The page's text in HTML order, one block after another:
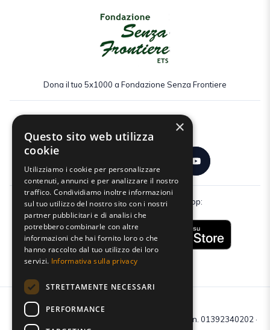
Dona il tuo 5x1000 a Fondazione Senza Frontiere
Scarica gratuitamente la nostra app:
C.F e P.IVA: 01392340202 · Reg.Imp. di Mantova: n. 01392340202 ·
×
Questo sito web utilizza
cookie
Utilizziamo i cookie per personalizzare
contenuti, annunci e per analizzare il nostro
traffico. Condividiamo inoltre informazioni
sul tuo utilizzo del nostro sito con i nostri
partner pubblicitari e di analisi che
potrebbero combinarle con altre
informazioni che hai fornito loro o che
hanno raccolto dal tuo utilizzo dei loro
servizi. Informativa sulla privacy
STRETTAMENTE NECESSARI
PERFORMANCE